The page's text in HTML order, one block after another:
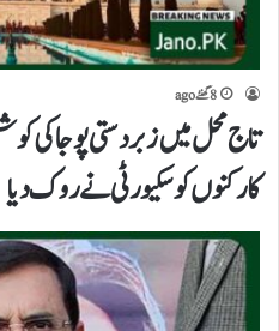
8 گھنٹے ago
تاج محل میں زبردستی پوجا
کارکنوں کو سکیورٹی نے روک دیا